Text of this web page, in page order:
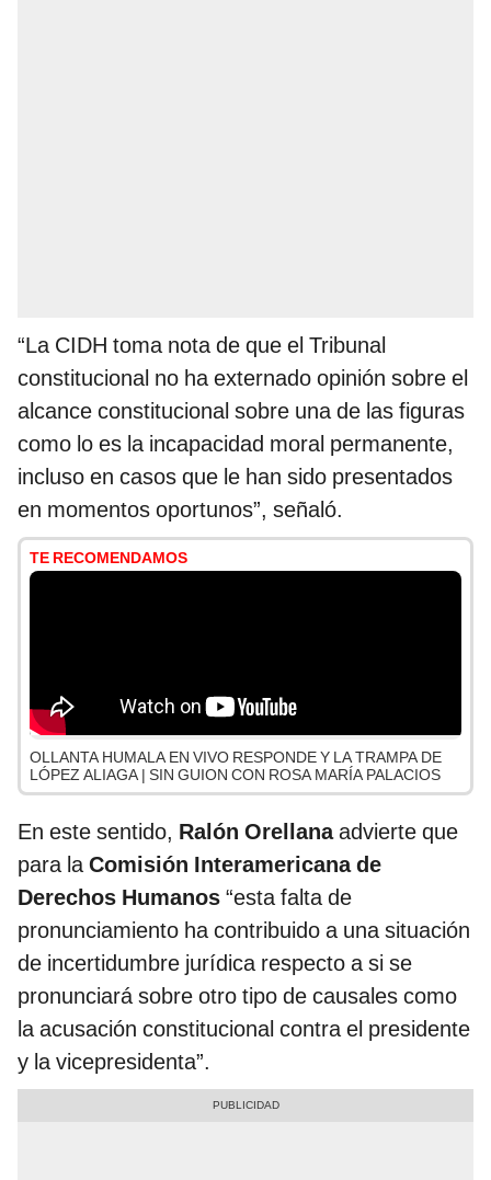
“La CIDH toma nota de que el Tribunal
constitucional no ha externado opinión sobre el
alcance constitucional sobre una de las figuras
como lo es la incapacidad moral permanente,
incluso en casos que le han sido presentados
en momentos oportunos”, señaló.
TE RECOMENDAMOS
OLLANTA HUMALA EN VIVO RESPONDE Y LA TRAMPA DE
LÓPEZ ALIAGA | SIN GUION CON ROSA MARÍA PALACIOS
En este sentido, Ralón Orellanaadvierte que
para laComisión Interamericana de
Derechos Humanos “esta falta de
pronunciamiento ha contribuido a una situación
de incertidumbre jurídica respecto a si se
pronunciará sobre otro tipo de causales como
la acusación constitucional contra el presidente
y la vicepresidenta”.